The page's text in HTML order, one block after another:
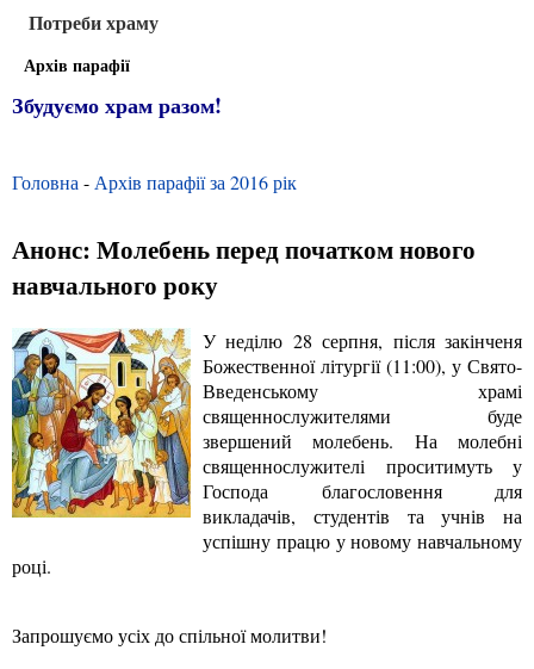
Потреби храму
Архів парафії
Збудуємо храм разом!
Головна - Архів парафії за 2016 рік
Анонс: Молебень перед початком нового
навчального року
У неділю 28 серпня, після закінченя
Божественної літургії (11:00), у Свято-
Введенському храмі
священнослужителями буде
звершений молебень. На молебні
священнослужителі проситимуть у
Господа благословення для
викладачів, студентів та учнів на
успішну працю у новому навчальному
році.
Запрошуємо усіх до спільної молитви!